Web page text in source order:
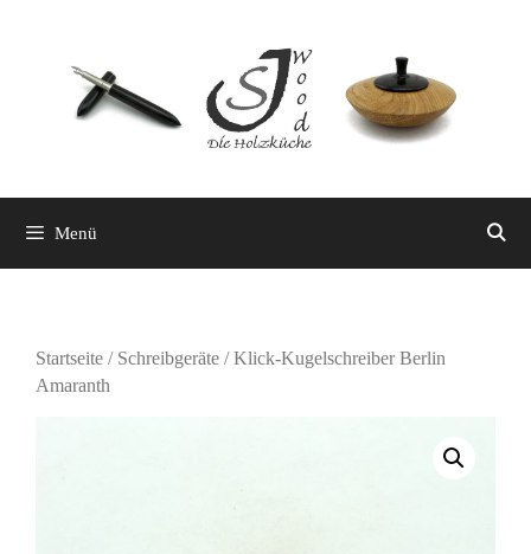
springen
Menü
Startseite / Schreibgeräte / Klick-Kugelschreiber Berlin
Amaranth